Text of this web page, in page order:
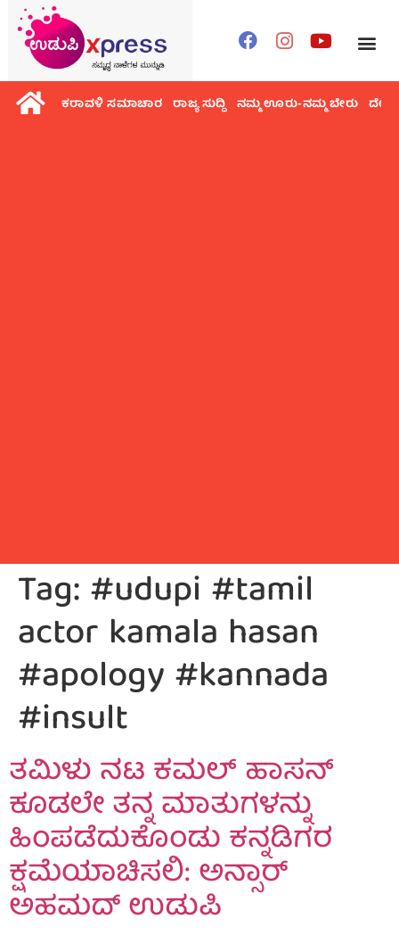
ಕರಾವಳಿ ಸಮಾಚಾರ ರಾಜ್ಯ ಸುದ್ದಿ ನಮ್ಮ ಊರು-ನಮ್ಮ ಬೇರು ದೇಶ
Tag:#udupi #tamil
actor kamala hasan
#apology #kannada
#insult
ತಮಿಳು ನಟ ಕಮಲ್ ಹಾಸನ್
ಕೂಡಲೇ ತನ್ನ ಮಾತುಗಳನ್ನು
ಹಿಂಪಡೆದುಕೊಂಡು ಕನ್ನಡಿಗರ
ಕ್ಷಮೆಯಾಚಿಸಲಿ: ಅನ್ಸಾರ್
ಅಹಮದ್ ಉಡುಪಿ